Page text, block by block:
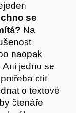
se
Na
naopak
jedno se
ctít
o textové
čtenáře